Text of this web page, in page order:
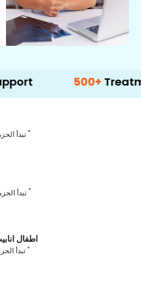
Treatment
تبدأ *
تبدأ *
اطفال
تبدأ *